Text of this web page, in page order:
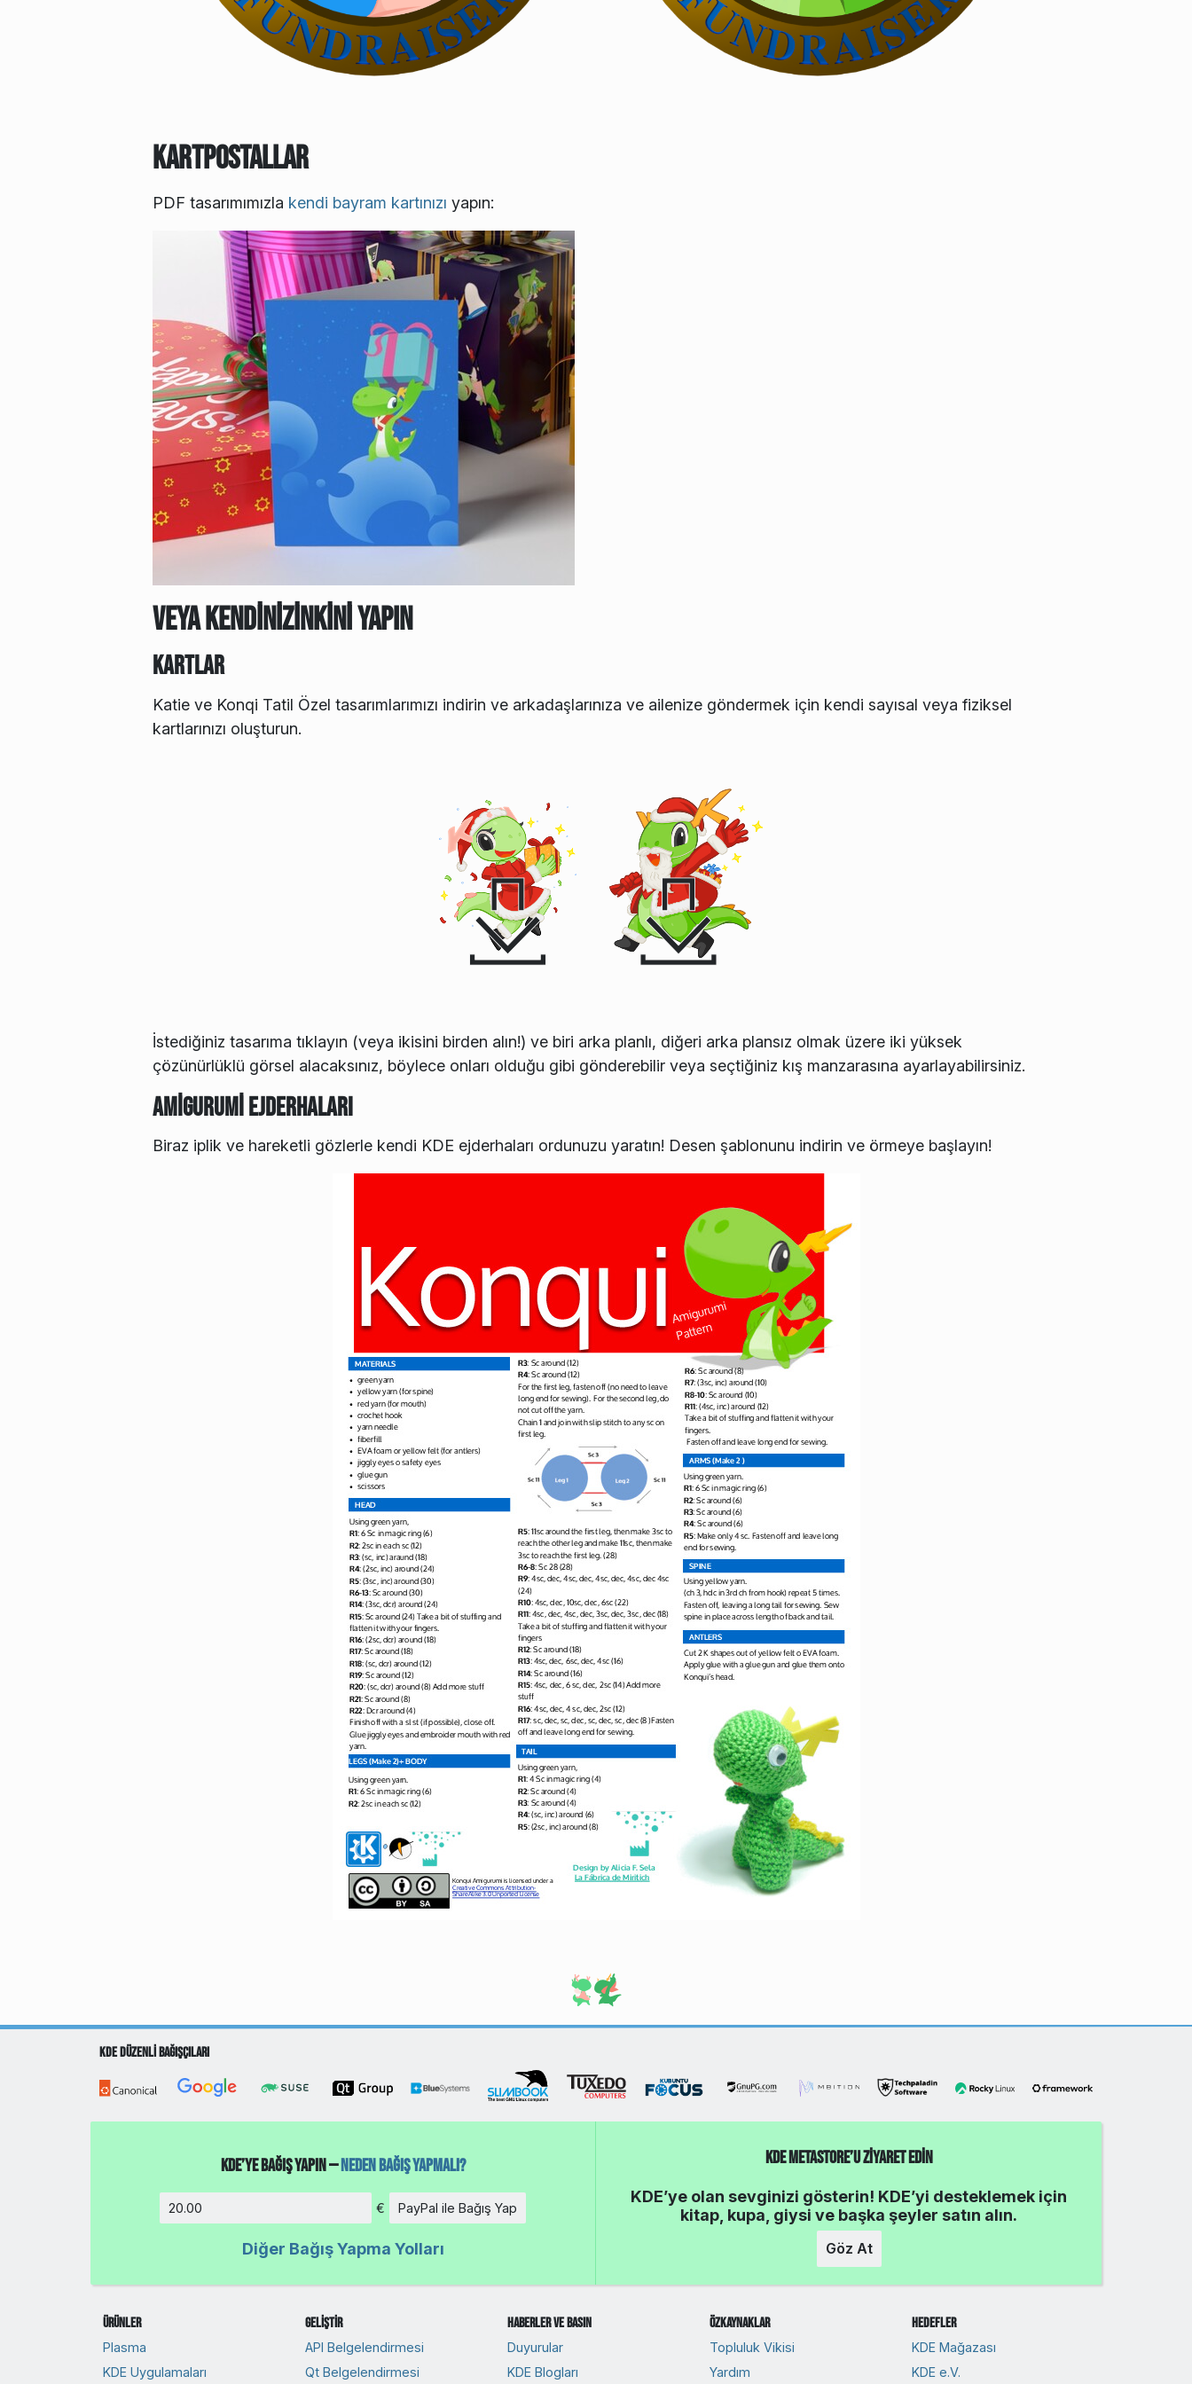
Kartpostallar
PDF tasarımımızla kendi bayram kartınızı yapın:
Veya Kendinizinkini Yapın
Kartlar
Katie ve Konqi Tatil Özel tasarımlarımızı indirin ve arkadaşlarınıza ve ailenize göndermek için kendi sayısal veya fiziksel
kartlarınızı oluşturun.
İstediğiniz tasarıma tıklayın (veya ikisini birden alın!) ve biri arka planlı, diğeri arka plansız olmak üzere iki yüksek
çözünürlüklü görsel alacaksınız, böylece onları olduğu gibi gönderebilir veya seçtiğiniz kış manzarasına ayarlayabilirsiniz.
Amigurumi Ejderhaları
Biraz iplik ve hareketli gözlerle kendi KDE ejderhaları ordunuzu yaratın! Desen şablonunu indirin ve örmeye başlayın!
KDE Düzenli Bağışçıları
KDE’ye Bağış Yapın —Neden Bağış Yapmalı?
€ PayPal ile Bağış Yap
Diğer Bağış Yapma Yolları
KDE MetaStore’u Ziyaret Edin
KDE’ye olan sevginizi gösterin! KDE’yi desteklemek için
kitap, kupa, giysi ve başka şeyler satın alın.
Göz At
Ürünler
Plasma
KDE Uygulamaları
Geliştir
API Belgelendirmesi
Qt Belgelendirmesi
Haberler ve Basın
Duyurular
KDE Blogları
Özkaynaklar
Topluluk Vikisi
Yardım
Hedefler
KDE Mağazası
KDE e.V.